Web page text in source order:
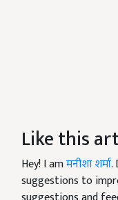
Like this
Hey! I amमनीशा शर्मा.
suggestions to